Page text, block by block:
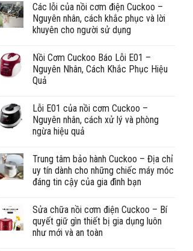
Các lỗi của nồi cơm điện Cuckoo –
Nguyên nhân, cách khắc phục và lời
khuyên cho người sử dụng
Nồi Cơm Cuckoo Báo Lỗi E01 –
Nguyên Nhân, Cách Khắc Phục Hiệu
Quả
Lỗi E01 của nồi cơm Cuckoo –
Nguyên nhân, cách xử lý và phòng
ngừa hiệu quả
Trung tâm bảo hành Cuckoo – Địa chỉ
uy tín dành cho những chiếc máy móc
đáng tin cậy của gia đình bạn
Sửa chữa nồi cơm điện Cuckoo – Bí
quyết giữ gìn thiết bị gia dụng luôn
như mới và an toàn